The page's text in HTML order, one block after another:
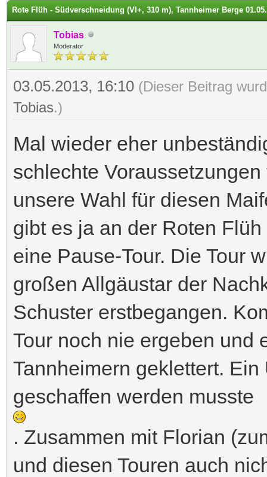
Rote Flüh - Südverschneidung (VI+, 310 m), Tannheimer Berge
Tobias
Moderator
03.05.2013, 16:10 (Dieser Beitrag
Tobias.)
Mal wieder eher
schlechte
unsere Wahl für diesen
gibt es ja an der Roten
eine Pause-Tour. Die Tour
großen Allgäustar der
Schuster erstbegangen.
Tour noch nie ergeben und
Tannheimern geklettert.
geschaffen werden musste
. Zusammen mit Florian
und diesen Touren auch